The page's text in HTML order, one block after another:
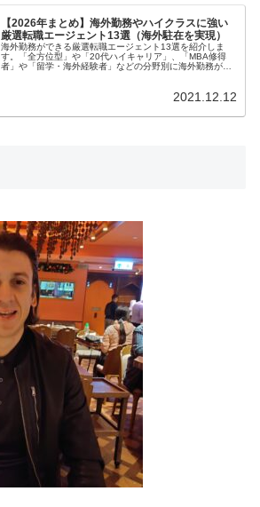
【2026年まとめ】海外勤務やハイクラスに強い
厳選転職エージェント13選（海外駐在を実現）
海外勤務ができる厳選転職エージェント13選を紹介しま
す。「全方位型」や「20代ハイキャリア」、「MBA修得
者」や「留学・海外経験者」などの分野別に海外勤務がで
2021.12.12